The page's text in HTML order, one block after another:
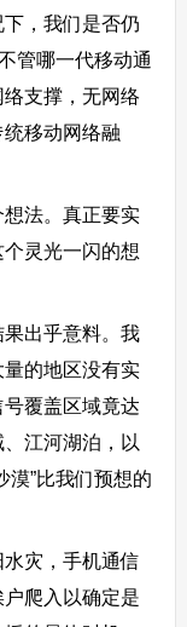
，我们是否仍
管哪一代移动通
支撑，无网络
移动网络融
法。真正要实
灵光一闪的想
出乎意料。我
的地区没有实
覆盖区域竟达
江河湖泊，以
漠”比我们预想的
灾，手机通信
爬入以确定是